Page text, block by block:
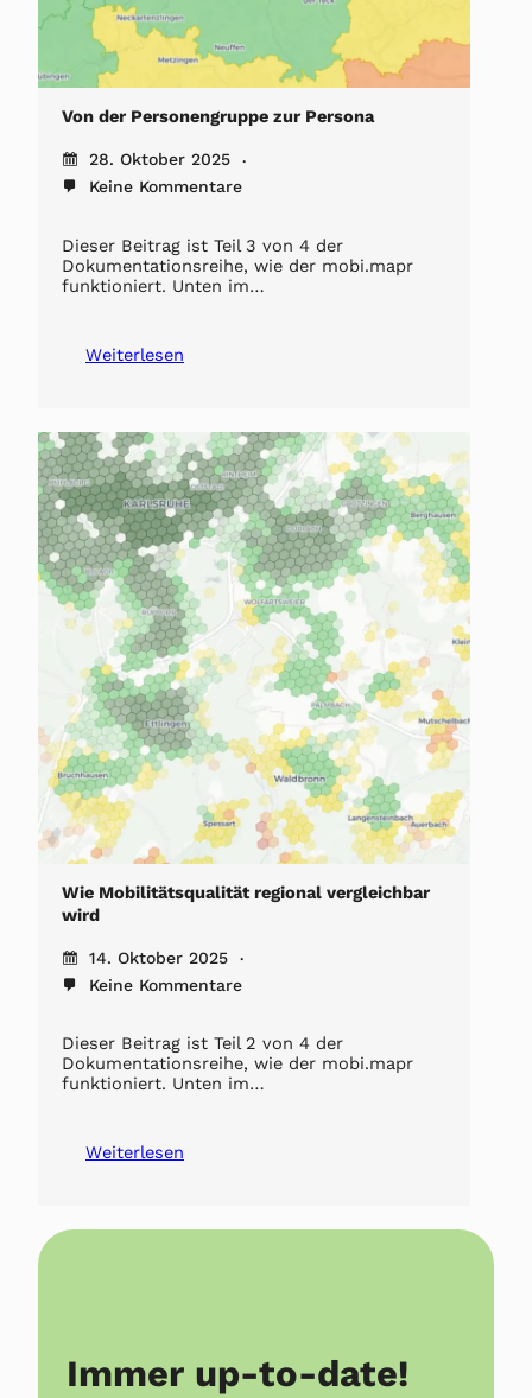
Von der Personengruppe zur Persona
28. Oktober 2025
Keine Kommentare
Dieser Beitrag ist Teil 3 von 4 der
Dokumentationsreihe, wie der mobi.mapr
funktioniert. Unten im…
Weiterlesen
Wie Mobilitätsqualität regional vergleichbar
wird
14. Oktober 2025
Keine Kommentare
Dieser Beitrag ist Teil 2 von 4 der
Dokumentationsreihe, wie der mobi.mapr
funktioniert. Unten im…
Weiterlesen
Immer up-to-date!